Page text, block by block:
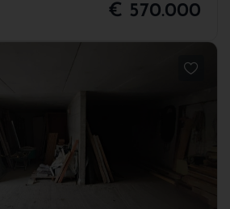
€ 570.000